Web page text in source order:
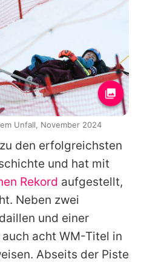
den erfolgreichsten
und hat mit
Rekord aufgestellt,
Neben zwei
und einer
acht WM-Titel in
Abseits der Piste
Unfall, November 2024